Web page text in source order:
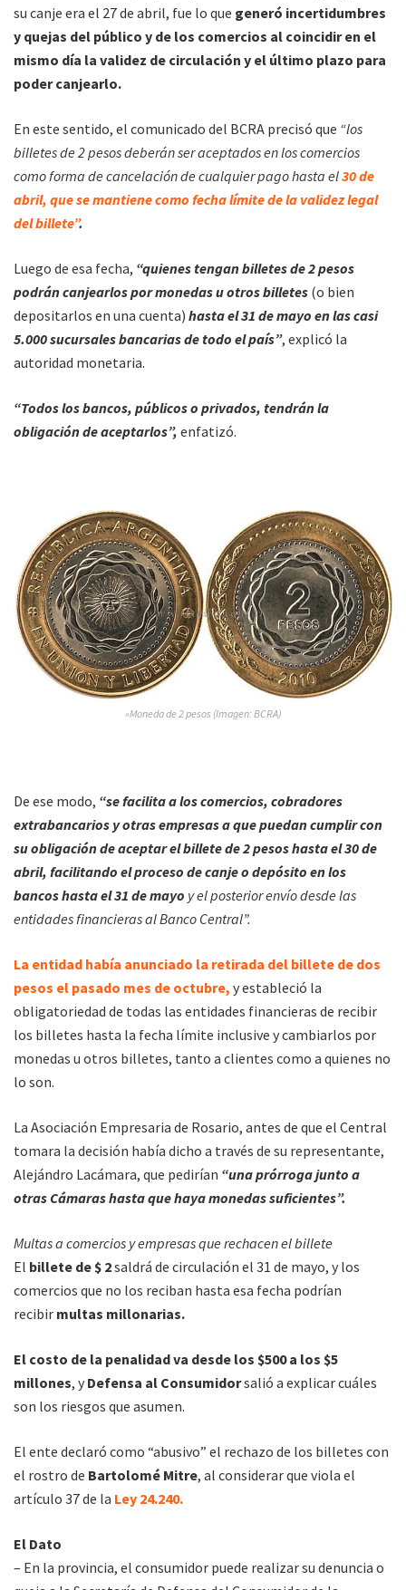
su canje era el 27 de abril, fue lo que generó incertidumbres
y quejas del público y de los comercios al coincidir en el
mismo día la validez de circulación y el último plazo para
poder canjearlo.
En este sentido, el comunicado del BCRA precisó que “los
billetes de 2 pesos deberán ser aceptados en los comercios
como forma de cancelación de cualquier pago hasta el30 de
abril, que se mantiene como fecha límite de la validez legal
del billete”.
Luego de esa fecha, “quienes tengan billetes de 2 pesos
podrán canjearlos por monedas u otros billetes (o bien
depositarlos en una cuenta) hasta el 31 de mayo en las casi
5.000 sucursales bancarias de todo el país”, explicó la
autoridad monetaria.
“Todos los bancos, públicos o privados, tendrán la
obligación de aceptarlos”, enfatizó.
»Moneda de 2 pesos (Imagen: BCRA)
De ese modo, “se facilita a los comercios, cobradores
extrabancarios y otras empresas a que puedan cumplir con
su obligación de aceptar el billete de 2 pesos hasta el 30 de
abril, facilitando el proceso de canje o depósito en los
bancos hasta el 31 de mayo y el posterior envío desde las
entidades financieras al Banco Central”.
La entidad había anunciado la retirada del billete de dos
pesos el pasado mes de octubre, y estableció la
obligatoriedad de todas las entidades financieras de recibir
los billetes hasta la fecha límite inclusive y cambiarlos por
monedas u otros billetes, tanto a clientes como a quienes no
lo son.
La Asociación Empresaria de Rosario, antes de que el Central
tomara la decisión había dicho a través de su representante,
Alejándro Lacámara, que pedirían “una prórroga junto a
otras Cámaras hasta que haya monedas suficientes”.
Multas a comercios y empresas que rechacen el billete
El billete de $ 2saldrá de circulación el 31 de mayo, y los
comercios que no los reciban hasta esa fecha podrían
recibir multas millonarias.
El costo de la penalidad va desde los $500 a los $5
millones, y Defensa al Consumidorsalió a explicar cuáles
son los riesgos que asumen.
El ente declaró como “abusivo” el rechazo de los billetes con
el rostro de Bartolomé Mitre, al considerar que viola el
artículo 37 de la Ley 24.240.
El Dato
– En la provincia, el consumidor puede realizar su denuncia o